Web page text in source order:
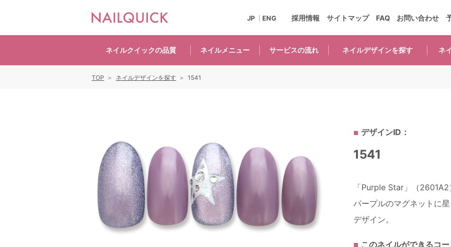
ネイルクイックの品質 ネイルメニュー サービスの流れ ネイルデザインを探す ネ
採用情報 サイトマップ FAQ お問い合わせ
JP ENG
デザインID：
1541
「Purple Star」（2601A2
パープルのマグネットに
デザイン。
このネイルができるコ
TOP ネイルデザインを探す 1541